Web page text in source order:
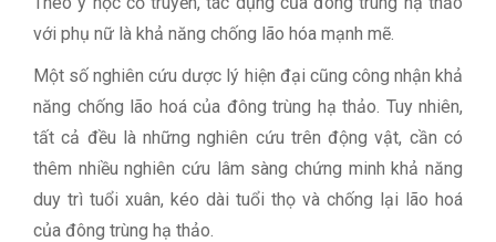
với phụ nữ là khả năng chống lão hóa mạnh mẽ.
Một số nghiên cứu dược lý hiện đại cũng công nhận khả
năng chống lão hoá của đông trùng hạ thảo. Tuy nhiên,
tất cả đều là những nghiên cứu trên động vật, cần có
thêm nhiều nghiên cứu lâm sàng chứng minh khả năng
duy trì tuổi xuân, kéo dài tuổi thọ và chống lại lão hoá
của đông trùng hạ thảo.